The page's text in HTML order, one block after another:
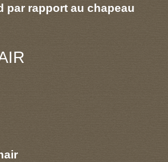
par rapport au chapeau